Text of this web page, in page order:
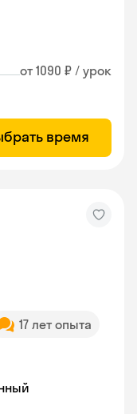
от 1090 ₽ / урок
время
17 лет опыта